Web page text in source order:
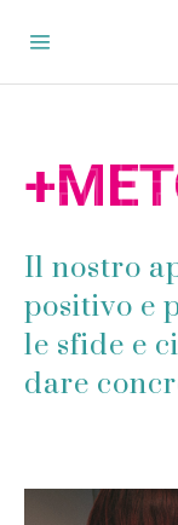
Il nostro
positivo e
le sfide e
dare